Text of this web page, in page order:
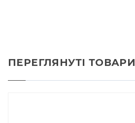
ПЕРЕГЛЯНУТІ ТОВАРИ